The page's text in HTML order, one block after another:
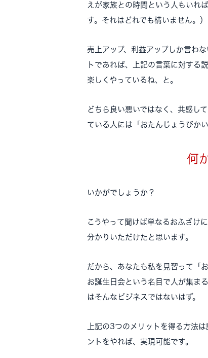
えが家族との時間という人もいれ
す。それはどれでも構いません。）
売上アップ、利益アップしか言わ
トであれば、上記の言葉に対する
楽しくやっているね、と。
どちら良い悪いではなく、共感し
ている人には「おたんじょうびか
何
いかがでしょうか？
こうやって聞けば単なるおふざけ
分かりいただけたと思います。
だから、あなたも私を見習って「
お誕生日会という名目で人が集ま
はそんなビジネスではないはず。
上記の3つのメリットを得る方法
ントをやれば、実現可能です。